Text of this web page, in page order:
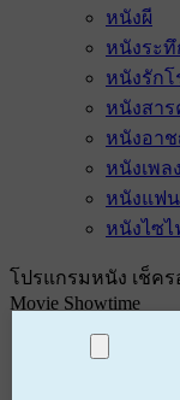
หนังผี
หนังระ
หนังรัก
หนังสาร
หนังอา
หนังเพลง
หนังแฟ
หนังไซไ
โปรแกรมหนัง เช็ค
Movie Showtime